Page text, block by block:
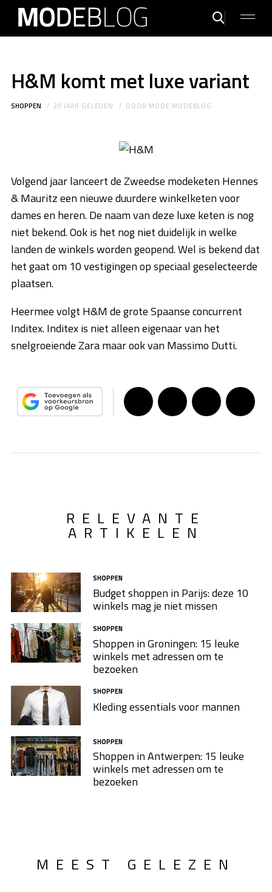
H&M komt met luxe variant
SHOPPEN 20 JAAR GELEDEN DOOR MODE MODEBLOG
Volgend jaar lanceert de Zweedse modeketen Hennes
& Mauritz een nieuwe duurdere winkelketen voor
dames en heren. De naam van deze luxe keten is nog
niet bekend. Ook is het nog niet duidelijk in welke
landen de winkels worden geopend. Wel is bekend dat
het gaat om 10 vestigingen op speciaal geselecteerde
plaatsen.
Heermee volgt H&M de grote Spaanse concurrent
Inditex. Inditex is niet alleen eigenaar van het
snelgroeiende Zara maar ook van Massimo Dutti.
RELEVANTE
ARTIKELEN
SHOPPEN
Budget shoppen in Parijs: deze 10
winkels mag je niet missen
SHOPPEN
Shoppen in Groningen: 15 leuke
winkels met adressen om te
bezoeken
SHOPPEN
Kleding essentials voor mannen
SHOPPEN
Shoppen in Antwerpen: 15 leuke
winkels met adressen om te
bezoeken
MEEST GELEZEN